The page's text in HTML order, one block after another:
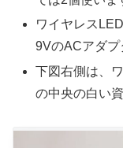
ワイヤレス
9VのACアダプ
下図右側は、
の中央の白い